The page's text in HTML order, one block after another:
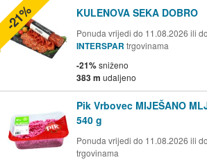
KULENOVA SEKA DOBRO
Ponuda vrijedi do 11.08.2026 ili
INTERSPAR trgovinama
-21%sniženo
383 m udaljeno
-21%
Pik Vrbovec MIJEŠANO
540 g
Ponuda vrijedi do 11.08.2026 ili
trgovinama